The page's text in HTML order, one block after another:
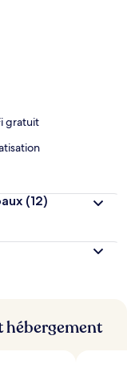
gratuit
(12)
hébergement